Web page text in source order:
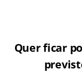
Quer ficar